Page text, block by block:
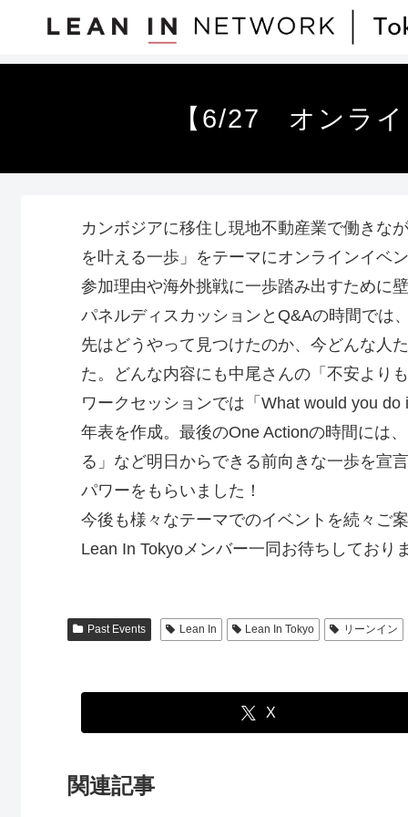
【6/27 オンラ
カンボジアに移住し現地不動産業で働きな
を叶える一歩」をテーマにオンラインイベ
参加理由や海外挑戦に一歩踏み出すために
パネルディスカッションとQ&Aの時間では
先はどうやって見つけたのか、今どんな人
た。どんな内容にも中尾さんの「不安より
ワークセッションでは「What would you
年表を作成。最後のOne Actionの時間には
る」など明日からできる前向きな一歩を宣
パワーをもらいました！
今後も様々なテーマでのイベントを続々ご
Lean In Tokyoメンバー一同お待ちしており
Past Events Lean In Lean In Tokyo リーンイン
X
関連記事